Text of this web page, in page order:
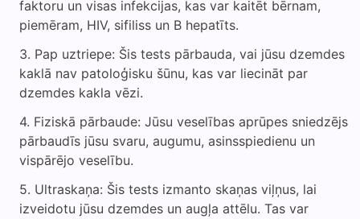
faktoru un visas infekcijas, kas var kaitēt bērnam,
piemēram, HIV, sifiliss un B hepatīts.
Pap uztriepe: Šis tests pārbauda, vai jūsu dzemdes
kaklā nav patoloģisku šūnu, kas var liecināt par
dzemdes kakla vēzi.
Fiziskā pārbaude: Jūsu veselības aprūpes sniedzējs
pārbaudīs jūsu svaru, augumu, asinsspiedienu un
vispārējo veselību.
Ultraskaņa: Šis tests izmanto skaņas viļņus, lai
izveidotu jūsu dzemdes un augļa attēlu. Tas var